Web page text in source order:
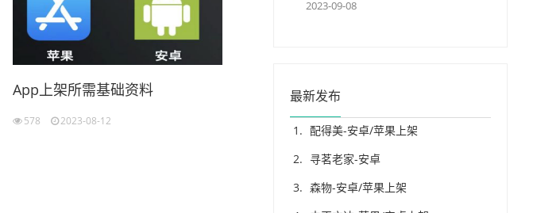
App上架所需基础资料
578 2023-08-12
2023-09-08
最新发布
配得美-安卓/苹果上架
寻茗老家-安卓
森物-安卓/苹果上架